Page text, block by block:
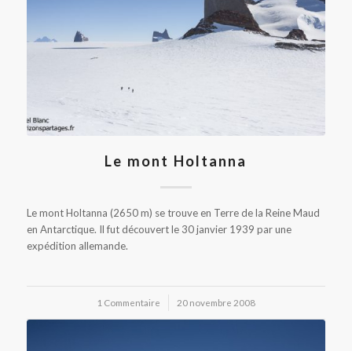
Le mont Holtanna
Le mont Holtanna (2650 m) se trouve en Terre de la Reine Maud
en Antarctique. Il fut découvert le 30 janvier 1939 par une
expédition allemande.
1 Commentaire
/ 20 novembre 2008